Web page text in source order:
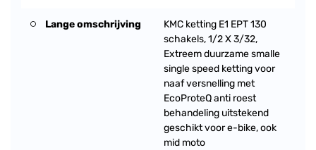
Lange omschrijving
KMC ketting E1 EPT 130
schakels, 1/2 X 3/32,
Extreem duurzame smalle
single speed ketting voor
naaf versnelling met
EcoProteQ anti roest
behandeling uitstekend
geschikt voor e-bike, ook
mid moto